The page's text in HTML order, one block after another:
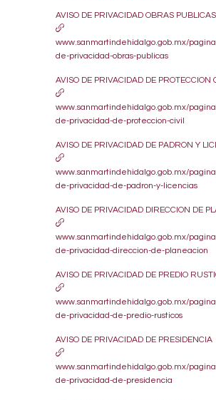
AVISO DE PRIVACIDAD OBRAS PUBLICAS
www.sanmartindehidalgo.gob.mx/
de-privacidad-obras-publicas
AVISO DE PRIVACIDAD DE PROTECCION
www.sanmartindehidalgo.gob.mx/
de-privacidad-de-proteccion-civil
AVISO DE PRIVACIDAD DE PADRON Y
www.sanmartindehidalgo.gob.mx/
de-privacidad-de-padron-y-licencias
AVISO DE PRIVACIDAD DIRECCION DE
www.sanmartindehidalgo.gob.mx/
de-privacidad-direccion-de-planeacion
AVISO DE PRIVACIDAD DE PREDIO
www.sanmartindehidalgo.gob.mx/
de-privacidad-de-predio-rusticos
AVISO DE PRIVACIDAD DE PRESIDENCIA
www.sanmartindehidalgo.gob.mx/
de-privacidad-de-presidencia